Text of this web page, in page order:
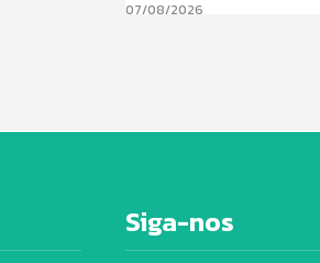
07/08/2026
Siga-nos